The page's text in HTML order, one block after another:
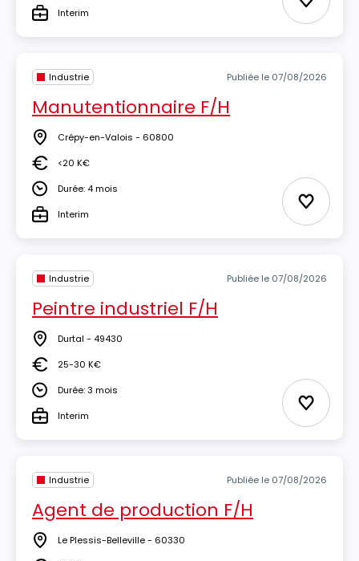
TypeInterim Ajouter
Industrie Publiée le 07/08/2026
Manutentionnaire F/H
Lieu Crépy-en-Valois - 60800
Salaire<20 K€
DuréeDurée: 4 mois
TypeInterim Ajouter
Industrie Publiée le 07/08/2026
Peintre industriel F/H
Lieu Durtal - 49430
Salaire25-30 K€
DuréeDurée: 3 mois
TypeInterim Ajouter
Industrie Publiée le 07/08/2026
Agent de production F/H
Lieu Le Plessis-Belleville - 60330